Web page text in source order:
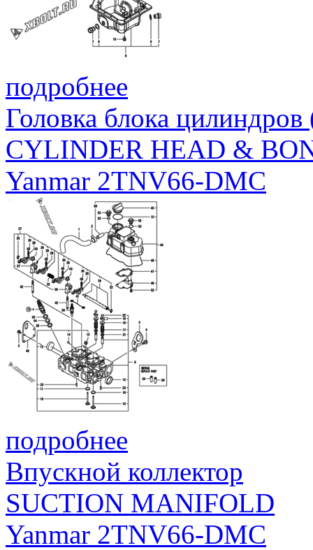
подробнее
Головка блока
CYLINDER HEAD &
Yanmar 2TNV66-DMC
подробнее
Впускной коллектор
SUCTION MANIFOLD
Yanmar 2TNV66-DMC